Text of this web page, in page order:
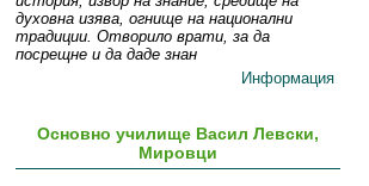
духовна изява, огнище на национални
традиции. Отворило врати, за да
посрещне и да даде знан
Информация
Основно училище Васил Левски,
Мировци